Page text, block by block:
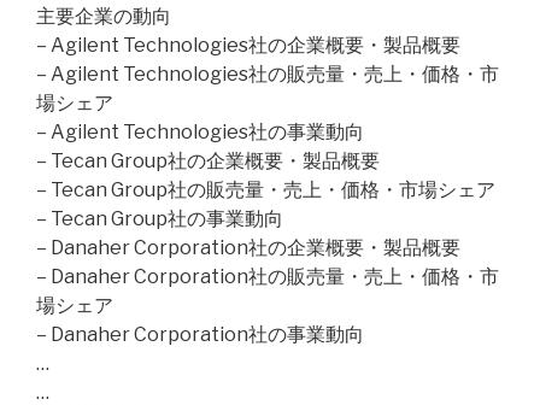
主要企業の動向
– Agilent Technologies社の企業概要・製品概要
– Agilent Technologies社の販売量・売上・価格・市
場シェア
– Agilent Technologies社の事業動向
– Tecan Group社の企業概要・製品概要
– Tecan Group社の販売量・売上・価格・市場シェア
– Tecan Group社の事業動向
– Danaher Corporation社の企業概要・製品概要
– Danaher Corporation社の販売量・売上・価格・市
場シェア
– Danaher Corporation社の事業動向
…
…